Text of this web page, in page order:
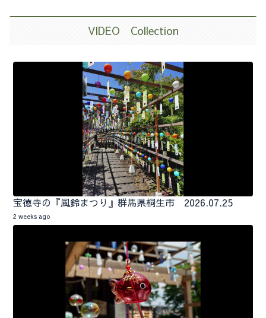
VIDEO Collection
宝徳寺の『風鈴まつり』群馬県桐生市 2026.07.25
2 weeks ago